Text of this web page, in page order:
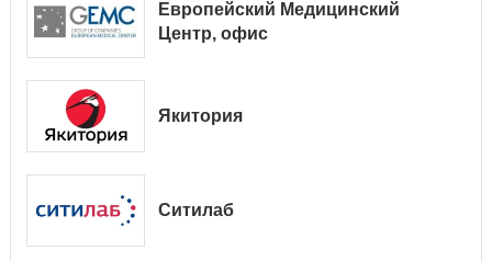
Европейский Медицинский
Центр, офис
Якитория
Ситилаб